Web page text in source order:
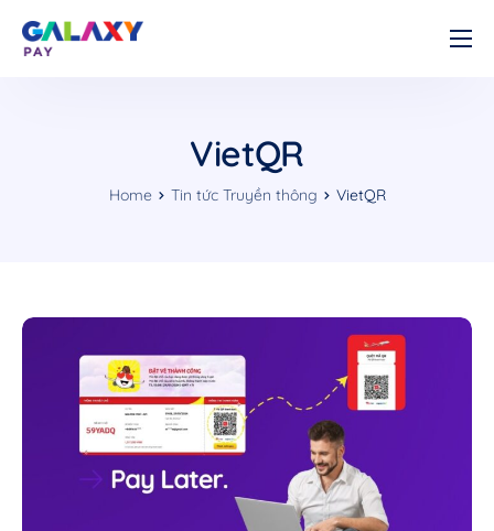
VietQR
Home Tin tức Truyền thông VietQR